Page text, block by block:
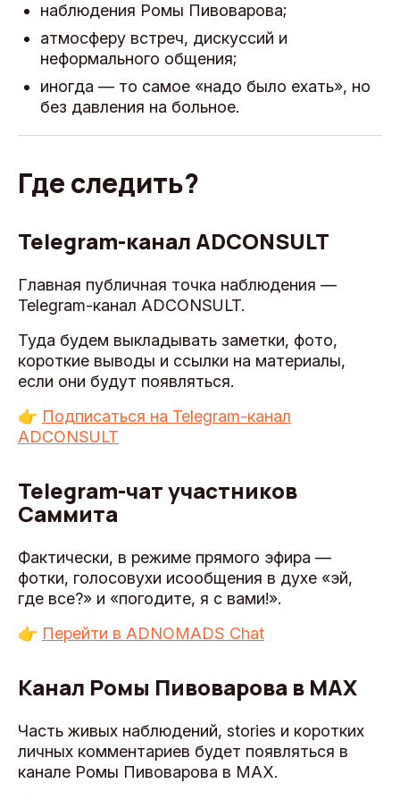
наблюдения Ромы Пивоварова;
атмосферу встреч, дискуссий и
неформального общения;
иногда — то самое «надо было ехать», но
без давления на больное.
Где следить?
Telegram-канал ADCONSULT
Главная публичная точка наблюдения —
Telegram-канал ADCONSULT.
Туда будем выкладывать заметки, фото,
короткие выводы и ссылки на материалы,
если они будут появляться.
👉 Подписаться на Telegram-канал
ADCONSULT
Telegram-чат участников
Саммита
Фактически, в режиме прямого эфира —
фотки, голосовухи исообщения в духе «эй,
где все?» и «погодите, я с вами!».
👉 Перейти в ADNOMADS Chat
Канал Ромы Пивоварова в MAX
Часть живых наблюдений, stories и коротких
личных комментариев будет появляться в
канале Ромы Пивоварова в MAX.